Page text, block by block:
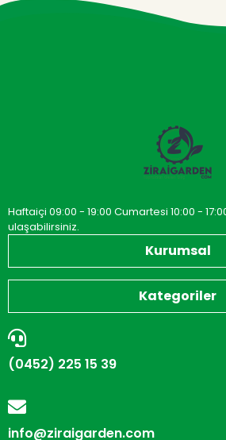
Haftaiçi 09:00 - 19:00 Cumartesi 10:00 -
ulaşabilirsiniz.
Kurumsal
Kategoriler
(0452) 225 15 39
info@ziraigarden.com